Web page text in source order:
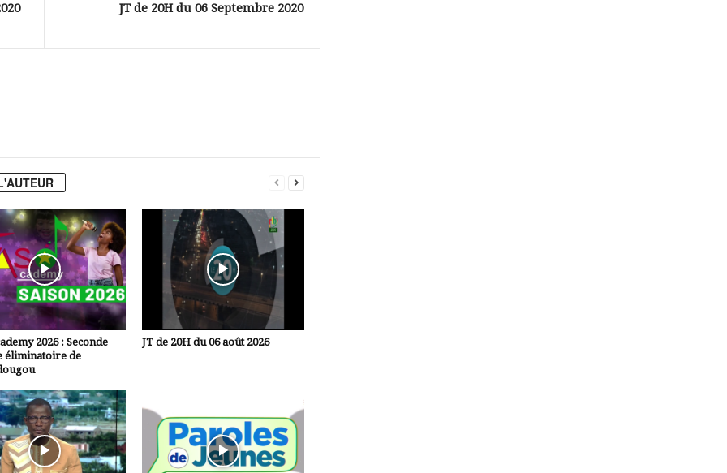
JT de 20H du 06 Septembre 2020
2026 : Seconde
éliminatoire de
JT de 20H du 06 août 2026